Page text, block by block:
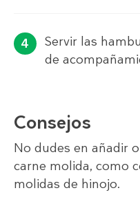
Servir las
de
Consejos
No dudes en añadir
carne molida, como
molidas de hinojo.